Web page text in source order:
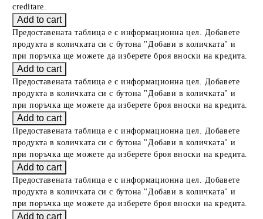
creditare.
Предоставената таблица е с информационна цел. Добавете
продукта в количката си с бутона "Добави в количката" и
при поръчка ще можете да изберете броя вноски на кредита.
Предоставената таблица е с информационна цел. Добавете
продукта в количката си с бутона "Добави в количката" и
при поръчка ще можете да изберете броя вноски на кредита.
Предоставената таблица е с информационна цел. Добавете
продукта в количката си с бутона "Добави в количката" и
при поръчка ще можете да изберете броя вноски на кредита.
Предоставената таблица е с информационна цел. Добавете
продукта в количката си с бутона "Добави в количката" и
при поръчка ще можете да изберете броя вноски на кредита.